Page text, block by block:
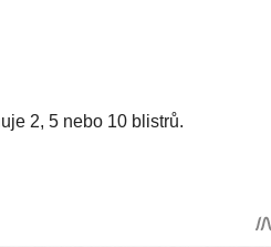
2, 5 nebo 10 blistrů.